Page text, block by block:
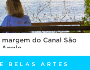
margem do Canal São
Anglo
BELAS ARTES